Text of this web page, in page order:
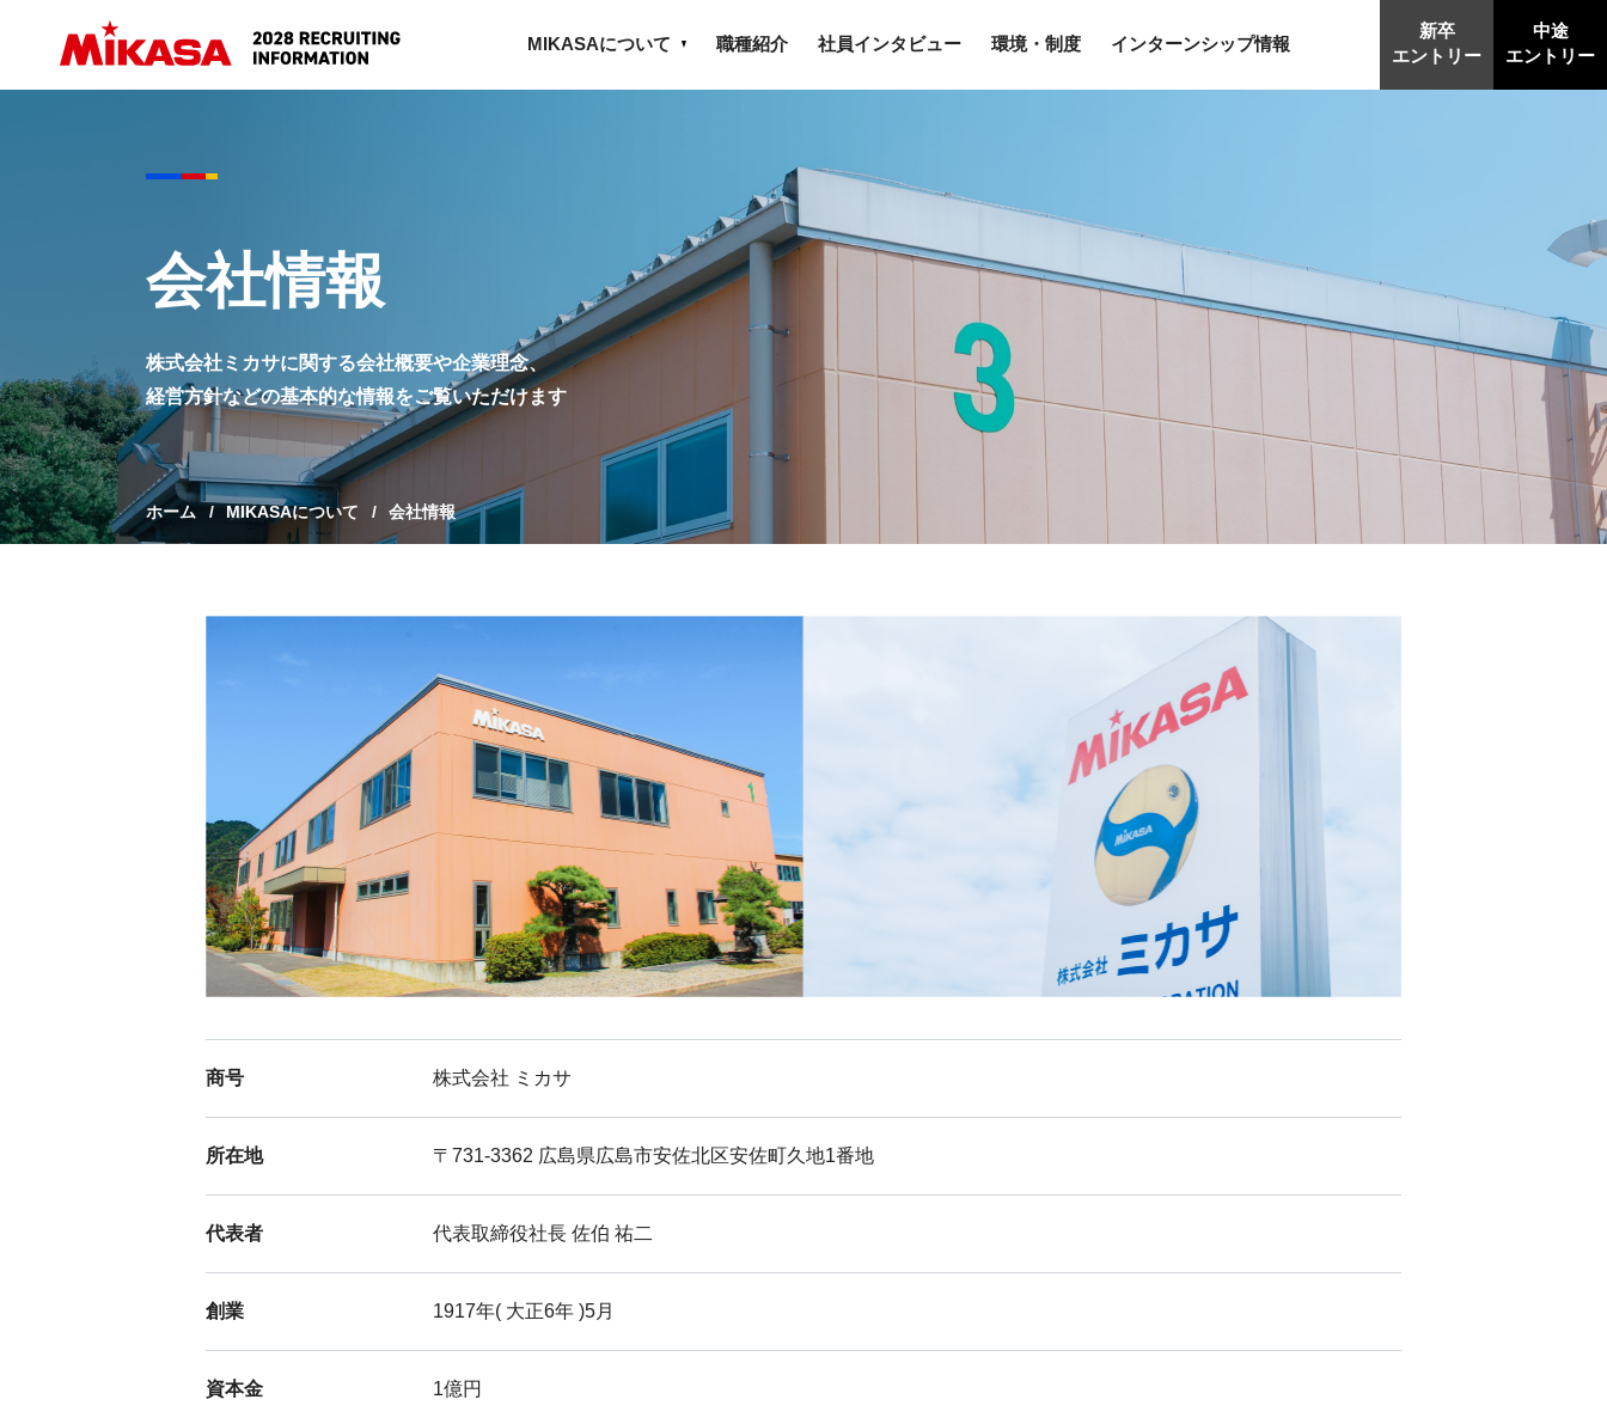
MIKASAについて 職種紹介 社員インタビュー 環境・制度 インターンシップ情報
新卒
エントリー
中途
エントリー
会社情報
株式会社ミカサに関する会社概要や企業理念、
経営方針などの基本的な情報をご覧いただけます
ホーム MIKASAについて 会社情報
商号 株式会社 ミカサ
所在地 〒731-3362 広島県広島市安佐北区安佐町久地1番地
代表者 代表取締役社長 佐伯 祐二
創業 1917年( 大正6年 )5月
資本金 1億円